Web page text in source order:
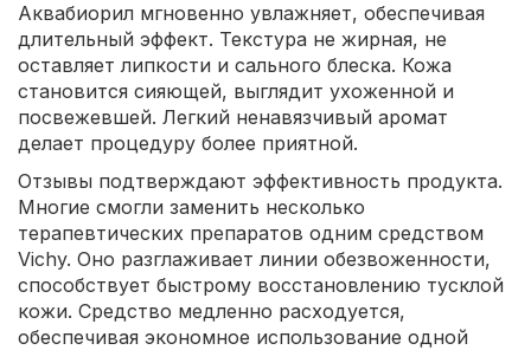
Аквабиорил мгновенно увлажняет, обеспечивая
длительный эффект. Текстура не жирная, не
оставляет липкости и сального блеска. Кожа
становится сияющей, выглядит ухоженной и
посвежевшей. Легкий ненавязчивый аромат
делает процедуру более приятной.
Отзывы подтверждают эффективность продукта.
Многие смогли заменить несколько
терапевтических препаратов одним средством
Vichy. Оно разглаживает линии обезвоженности,
способствует быстрому восстановлению тусклой
кожи. Средство медленно расходуется,
обеспечивая экономное использование одной